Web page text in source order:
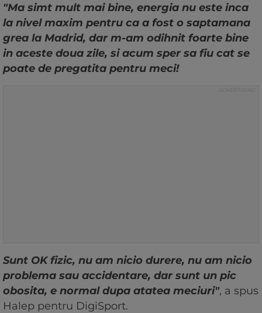
"Ma simt mult mai bine, energia nu este inca
la nivel maxim pentru ca a fost o saptamana
grea la Madrid, dar m-am odihnit foarte bine
in aceste doua zile, si acum sper sa fiu cat se
poate de pregatita pentru meci!
Sunt OK fizic, nu am nicio durere, nu am nicio
problema sau accidentare, dar sunt un pic
obosita, e normal dupa atatea meciuri", a spus
Halep pentru DigiSport.